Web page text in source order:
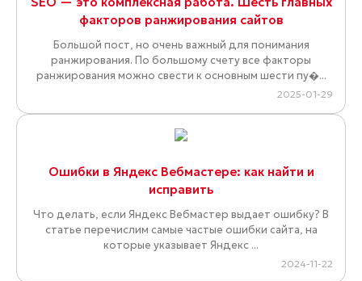
факторов ранжирования сайтов
Большой пост, но очень важный для понимания
ранжирования. По большому счету все факторы
ранжирования можно свести к основным шести пу�...
2025-01-29
Ошибки в Яндекс Вебмастере: как найти и
исправить
Что делать, если Яндекс Вебмастер выдает ошибку? В
статье перечислим самые частые ошибки сайта, на
которые указывает Яндекс ...
2024-11-22